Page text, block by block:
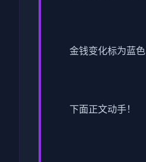
金钱变化标为蓝色
下面正文动手！